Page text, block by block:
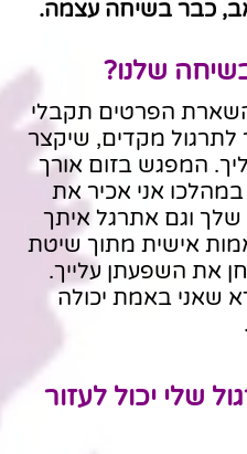
כבר בשיחה עצמה.
שלנו?
הפרטים תקבלי
לתרגול מקדים, שיקצר
המפגש בזום אורך
במהלכו אני אכיר את
וגם אתרגל איתך
אישית מתוך שיטת
את השפעתן עלייך.
שאני באמת יכולה
שלי יכול לעזור